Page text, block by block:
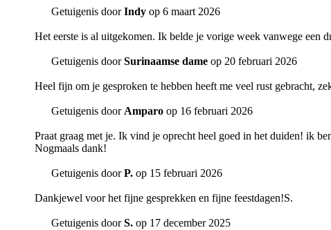
Getuigenis doorIndy op 6 maart 2026
Het eerste is al uitgekomen. Ik belde je vorige week vanwege een
Getuigenis doorSurinaamse dame op 20 februari 2026
Heel fijn om je gesproken te hebben heeft me veel rust gebracht,
Getuigenis door Amparo op 16 februari 2026
Praat graag met je. Ik vind je oprecht heel goed in het duiden! ik
Nogmaals dank!
Getuigenis doorP. op 15 februari 2026
Dankjewel voor het fijne gesprekken en fijne feestdagen!S.
Getuigenis doorS. op 17 december 2025